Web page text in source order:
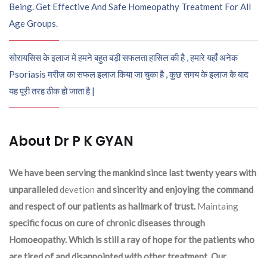
Being. Get Effective And Safe Homeopathy Treatment For All
Age Groups.
सोरायसिस के इलाज में हमने बहुत बड़ी सफलता हासिल की है , हमारे यहाँ अनेक
Psoriasis मरीज़ का सफल इलाज किया जा चुका है , कुछ समय के इलाज के बाद
यह पूरी तरह ठीक हो जाता है |
About Dr P K GYAN
We have been serving the mankind since last twenty years with
unparalleleddevetion and sincerity and enjoying the command
and respect of our patients as hallmark of trust. Maintaing
specific focus on cure of chronic diseases through
Homoeopathy. Which is still a ray of hope for the patients who